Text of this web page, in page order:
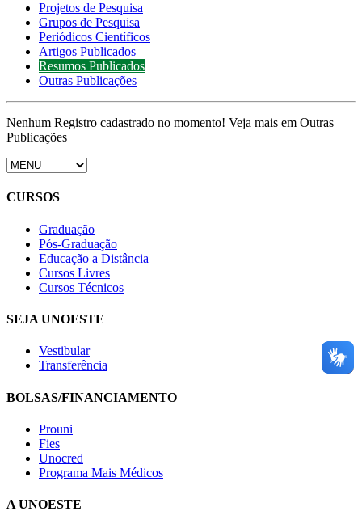
Projetos de Pesquisa
Grupos de Pesquisa
Periódicos Científicos
Artigos Publicados
Resumos Publicados
Outras Publicações
Nenhum Registro cadastrado no momento! Veja mais em Outras
Publicações
CURSOS
Graduação
Pós-Graduação
Educação a Distância
Cursos Livres
Cursos Técnicos
SEJA UNOESTE
Vestibular
Transferência
BOLSAS/FINANCIAMENTO
Prouni
Fies
Unocred
Programa Mais Médicos
A UNOESTE